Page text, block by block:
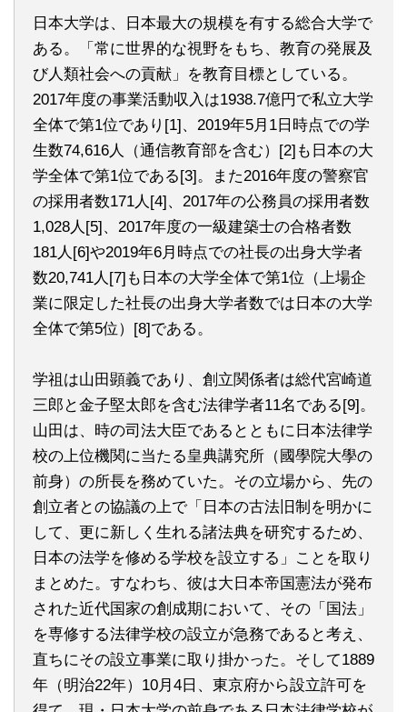
日本大学は、日本最大の規模を有する総合大学で
ある。「常に世界的な視野をもち、教育の発展及
び人類社会への貢献」を教育目標としている。
2017年度の事業活動収入は1938.7億円で私立大学
全体で第1位であり[1]、2019年5月1日時点での学
生数74,616人（通信教育部を含む）[2]も日本の大
学全体で第1位である[3]。また2016年度の警察官
の採用者数171人[4]、2017年の公務員の採用者数
1,028人[5]、2017年度の一級建築士の合格者数
181人[6]や2019年6月時点での社長の出身大学者
数20,741人[7]も日本の大学全体で第1位（上場企
業に限定した社長の出身大学者数では日本の大学
全体で第5位）[8]である。
学祖は山田顕義であり、創立関係者は総代宮崎道
三郎と金子堅太郎を含む法律学者11名である[9]。
山田は、時の司法大臣であるとともに日本法律学
校の上位機関に当たる皇典講究所（國學院大學の
前身）の所長を務めていた。その立場から、先の
創立者との協議の上で「日本の古法旧制を明かに
して、更に新しく生れる諸法典を研究するため、
日本の法学を修める学校を設立する」ことを取り
まとめた。すなわち、彼は大日本帝国憲法が発布
された近代国家の創成期において、その「国法」
を専修する法律学校の設立が急務であると考え、
直ちにその設立事業に取り掛かった。そして1889
年（明治22年）10月4日、東京府から設立許可を